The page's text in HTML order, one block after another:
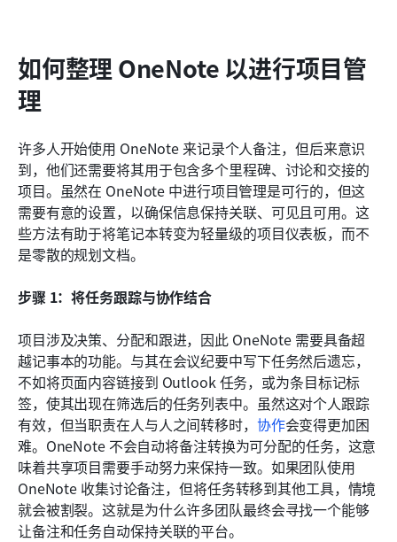
如何整理 OneNote 以进行项目管
理
许多人开始使用 OneNote 来记录个人备注，但后来意识
到，他们还需要将其用于包含多个里程碑、讨论和交接的
项目。虽然在 OneNote 中进行项目管理是可行的，但这
需要有意的设置，以确保信息保持关联、可见且可用。这
些方法有助于将笔记本转变为轻量级的项目仪表板，而不
是零散的规划文档。
步骤 1：将任务跟踪与协作结合
项目涉及决策、分配和跟进，因此 OneNote 需要具备超
越记事本的功能。与其在会议纪要中写下任务然后遗忘，
不如将页面内容链接到 Outlook 任务，或为条目标记标
签，使其出现在筛选后的任务列表中。虽然这对个人跟踪
有效，但当职责在人与人之间转移时， 协作会变得更加困
难。OneNote 不会自动将备注转换为可分配的任务，这意
味着共享项目需要手动努力来保持一致。如果团队使用
OneNote 收集讨论备注，但将任务转移到其他工具，情境
就会被割裂。这就是为什么许多团队最终会寻找一个能够
让备注和任务自动保持关联的平台。